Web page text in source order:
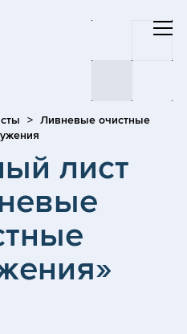
Ливневые очистные
лист